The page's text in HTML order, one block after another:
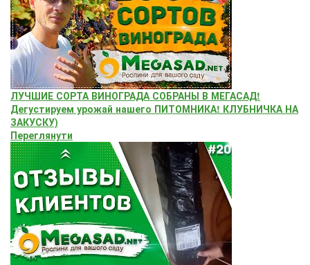
ЛУЧШИЕ СОРТА ВИНОГРАДА СОБРАНЫ В МЕГАСАД!
Дегустируем урожай нашего ПИТОМНИКА! КЛУБНИЧКА НА
ЗАКУСКУ)
Переглянути